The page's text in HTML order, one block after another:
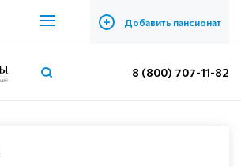
+ Добавить пансионат
8 (800) 707-11-82